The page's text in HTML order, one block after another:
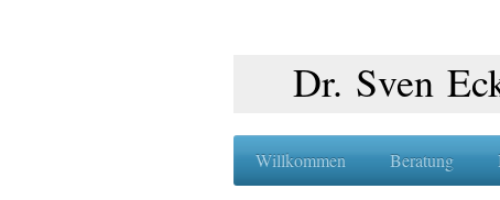
Dr. Sven
Willkommen Beratung